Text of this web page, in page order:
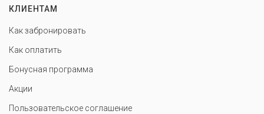
КЛИЕНТАМ
Как забронировать
Как оплатить
Бонусная программа
Акции
Пользовательское соглашение